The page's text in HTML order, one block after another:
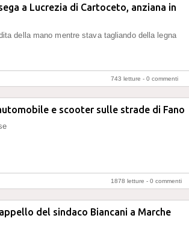
a Lucrezia di Cartoceto, anziana in
della mano mentre stava tagliando della legna
743 letture - 0 commenti
e scooter sulle strade di Fano
1878 letture - 0 commenti
del sindaco Biancani a Marche